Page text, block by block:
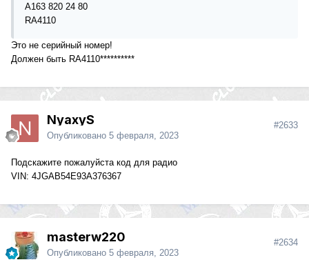
А163 820 24 80
RA4110
Это не серийный номер!
Должен быть RA4110**********
NyaxyS
Опубликовано 5 февраля, 2023
#2633
Подскажите пожалуйста код для радио
VIN: 4JGAB54E93A376367
masterw220
Опубликовано 5 февраля, 2023
#2634